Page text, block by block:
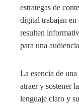
estrategas de
digital trabajan en
resulten
para una
La esencia de
atraer y sostener
lenguaje claro y